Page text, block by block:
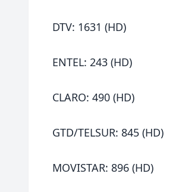
DTV: 1631 (HD)
ENTEL: 243 (HD)
CLARO: 490 (HD)
GTD/TELSUR: 845 (HD)
MOVISTAR: 896 (HD)